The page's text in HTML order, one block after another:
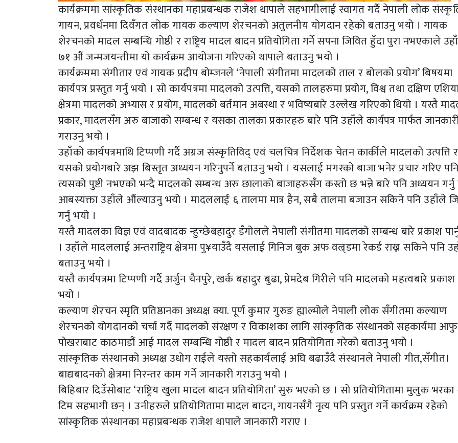
कार्यक्रममा सांस्कृतिक संस्थानका महाप्रबन्धक राजेश थापाले सहभागीलाई स्वागत गर्दै नेपाली लोक
गायन, प्रवर्धनमा दिवँगत लोक गायक कल्याण शेरचनको अतुलनीय योगदान रहेको बताउनु भयो । गायक
शेरचनको मादल सम्बन्धि गोष्ठी र राष्ट्रिय मादल बादन प्रतियोगिता गर्ने सपना जिवित हुँदा पुरा नभएकाले
७१ औं जन्मजयन्तीमा यो कार्यक्रम आयोजना गरिएको थापाले बताउनु भयो ।
कार्यक्रममा संगीतार एवं गायक प्रदीप बोम्जनले ‘नेपाली संगीतमा मादलको ताल र बोलको प्रयोग’ बिषयमा
कार्यपत्र प्रस्तुत गर्नु भयो । सो कार्यपत्रमा मादलको उत्पत्ति, यसको तालहरुमा प्रयोग, विश्व तथा दक्षिण
क्षेत्रमा मादलको अभ्यास र प्रयोग, मादलको बर्तमान अबस्था र भविष्यबारे उल्लेख गरिएको थियो । यस्तै
प्रकार, मादलसँग अरु बाजाको सम्बन्ध र यसका तालका प्रकारहरु बारे पनि उहाँले कार्यपत्र मार्फत
गराउनु भयो ।
उहाँको कार्यपत्रमाथि टिप्पणी गर्दै अग्रज संस्कृतिविद् एवं चलचित्र निर्देशक चेतन कार्कीले मादलको उत्पत्ति र
यसको प्रयोगबारे अझ बिस्तृत अध्ययन गरिनुपर्ने बताउनु भयो । यसलाई मगरको बाजा भनेर प्रचार गरिए पनि
त्यसको पुष्टी नभएको भन्दै मादलको सम्बन्ध अरु छालाको बाजाहरुसँग कस्तो छ भन्ने बारे पनि अध्ययन गर्नु
आबस्यक्ता उहाँले औंल्याउनु भयो । मादललाई ६ तालमा मात्र हैन, सबै तालमा बजाउन सकिने पनि उहाँले
गर्नु भयो ।
यस्तै मादलका विज्ञ एवं वादबादक न्हुच्छेबहादुर डँगोलले नेपाली संगीतमा मादलको सम्बन्ध बारे प्रकाश
। उहाँले मादललाई अन्तराष्ट्रिय क्षेत्रमा पु¥याउँदै यसलाई गिनिज बुक अफ वल्र्डमा रेकर्ड राख्न सकिने पनि
बताउनु भयो ।
यस्तै कार्यपत्रमा टिप्पणी गर्दै अर्जुन चैनपुरे, खर्क बहादुर बुढा, प्रेमदेब गिरीले पनि मादलको महत्वबारे प्रकाश
भयो ।
कल्याण शेरचन स्मृति प्रतिष्ठानका अध्यक्ष क्या. पूर्ण कुमार गुरुङ ह्याल्मोले नेपाली लोक सँगीतमा कल्याण
शेरचनको योगदानको चर्चा गर्दै मादलको संरक्षण र विकाशका लागि सांस्कृतिक संस्थानको सहकार्यमा
पोखराबाट काठमाडौं आई मादल सम्बन्धि गोष्ठी र मादल बादन प्रतियोगिता गरेको बताउनु भयो ।
सांस्कृतिक संस्थानको अध्यक्ष उधोग राईले यस्तो सहकार्यलाई अघि बढाउँदै संस्थानले नेपाली गीत,सँगीत।
बाद्यबादनको क्षेत्रमा निरन्तर काम गर्ने जानकारी गराउनु भयो ।
बिहिबार दिउँसोबाट ‘राष्ट्रिय खुला मादल बादन प्रतियोगिता’ सुरु भएको छ । सो प्रतियोगितामा मुलुक
टिम सहभागी छन् । उनीहरुले प्रतियोगितामा मादल बादन, गायनसँगै नृत्य पनि प्रस्तुत गर्ने कार्यक्रम रहेको
सांस्कृतिक संस्थानका महाप्रबन्धक राजेश थापाले जानकारी गराए ।